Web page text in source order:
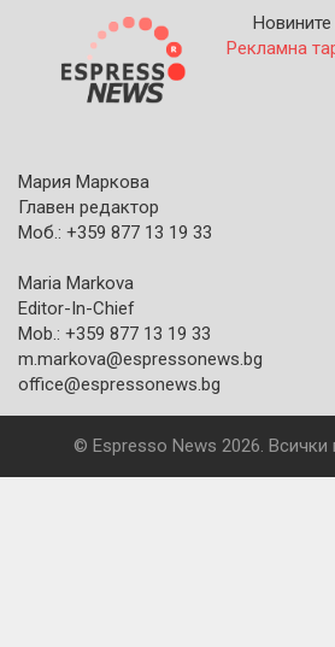
Рекламна
Мария Маркова
Главен редактор
Моб.: +359 877 13 19 33
Maria Markova
Editor-In-Chief
Mob.: +359 877 13 19 33
m.markova@espressonews.bg
office@espressonews.bg
© Espresso News 2026. Всички